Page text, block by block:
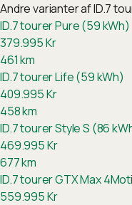
Andre varianter afID.7
ID.7 tourer Pure (59 kWh)
379.995Kr
461km
ID.7 tourer Life (59 kWh)
409.995Kr
458km
ID.7 tourer Style S (86
469.995Kr
677km
ID.7 tourer GTX Max
559.995Kr